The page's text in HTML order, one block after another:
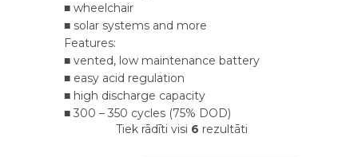
■ wheelchair
■ solar systems and more
Features:
■ vented, low maintenance battery
■ easy acid regulation
■ high discharge capacity
■ 300 – 350 cycles (75% DOD)
Tiek rādīti visi 6 rezultāti